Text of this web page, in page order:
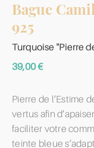
Bague
925
Turquoise "Pierre
39,00€
Pierre de l’Estime
vertus afin
faciliter votre
teinte bleue